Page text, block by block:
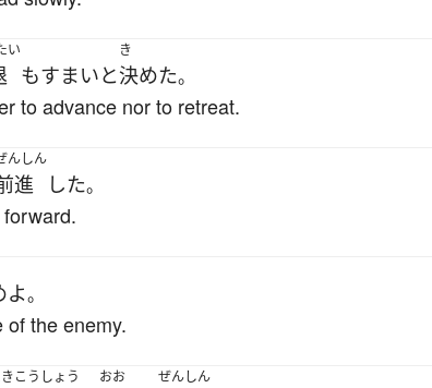
い
もすまいと
き
決めた。
to advance nor to retreat.
んしん
進 した。
よ。
of the enemy.
こうしょう おお ぜんしん